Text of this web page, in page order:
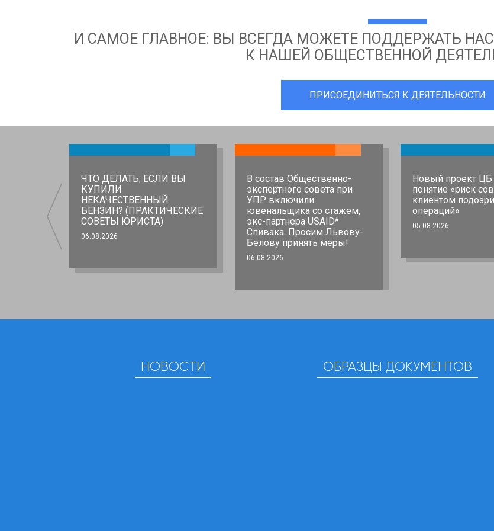
И САМОЕ ГЛАВНОЕ: ВЫ ВСЕГДА МОЖЕТЕ ПОДДЕРЖАТЬ
К НАШЕЙ ОБЩЕСТВЕННОЙ
ПРИСОЕДИНИТЬСЯ К ДЕЯТЕЛЬНОСТИ
ЧТО ДЕЛАТЬ, ЕСЛИ ВЫ
КУПИЛИ
НЕКАЧЕСТВЕННЫЙ
БЕНЗИН? (ПРАКТИЧЕСКИЕ
СОВЕТЫ ЮРИСТА)
06.08.2026
В состав Общественно-
экспертного совета при
УПР включили
ювенальщика со стажем,
экс-партнера USAID*
Спивака. Просим Львову-
Белову принять меры!
06.08.2026
Новый проект ЦБ
понятие «риск
клиентом
операций»
05.08.2026
НОВОСТИ ОБРАЗЦЫ ДОКУМЕНТОВ